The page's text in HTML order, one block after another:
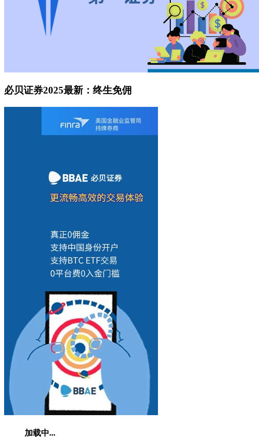
必贝证券2025最新：终生免佣
加载中...